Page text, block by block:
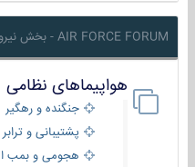
AIR FORCE FORUM - بخش نیروی هوایی
هواپیماهای نظامی
جنگنده و رهگیر
پشتیبانی و ترابری
هجومی و بمب افکن